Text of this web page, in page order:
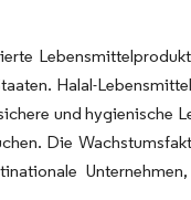
Halal-
und hygienische
Die